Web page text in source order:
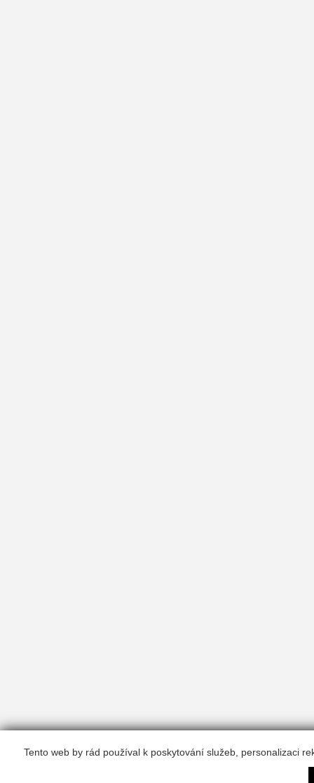
Tento web by rád používal k poskytování služeb, personalizaci